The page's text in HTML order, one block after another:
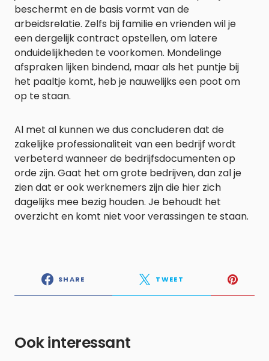
beschermt en de basis vormt van de
arbeidsrelatie. Zelfs bij familie en vrienden wil je
een dergelijk contract opstellen, om latere
onduidelijkheden te voorkomen. Mondelinge
afspraken lijken bindend, maar als het puntje bij
het paaltje komt, heb je nauwelijks een poot om
op te staan.
Al met al kunnen we dus concluderen dat de
zakelijke professionaliteit van een bedrijf wordt
verbeterd wanneer de bedrijfsdocumenten op
orde zijn. Gaat het om grote bedrijven, dan zal je
zien dat er ook werknemers zijn die hier zich
dagelijks mee bezig houden. Je behoudt het
overzicht en komt niet voor verassingen te staan.
SHARE TWEET
Ook interessant